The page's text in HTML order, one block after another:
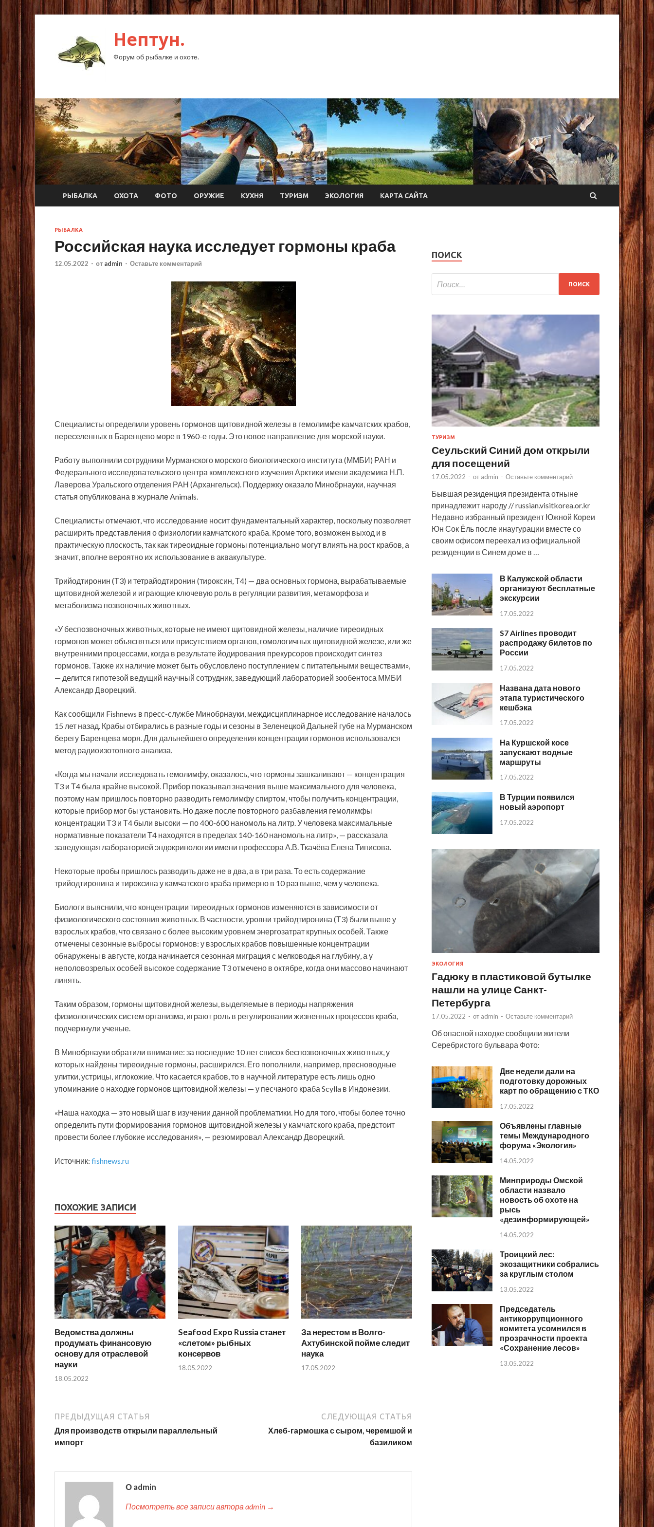
Нептун.
Форум об рыбалке и охоте.
РЫБАЛКА ОХОТА ФОТО ОРУЖИЕ КУХНЯ ТУРИЗМ ЭКОЛОГИЯ КАРТА САЙТА
РЫБАЛКА
Российская наука исследует гормоны краба
12.05.2022 - от admin - Оставьте комментарий
Специалисты определили уровень гормонов щитовидной железы в гемолимфе камчатских крабов,
переселенных в Баренцево море в 1960-е годы. Это новое направление для морской науки.
Работу выполнили сотрудники Мурманского морского биологического института (ММБИ) РАН и
Федерального исследовательского центра комплексного изучения Арктики имени академика Н.П.
Лаверова Уральского отделения РАН (Архангельск). Поддержку оказало Минобрнауки, научная
статья опубликована в журнале Animals.
Специалисты отмечают, что исследование носит фундаментальный характер, поскольку позволяет
расширить представления о физиологии камчатского краба. Кроме того, возможен выход и в
практическую плоскость, так как тиреоидные гормоны потенциально могут влиять на рост крабов, а
значит, вполне вероятно их использование в аквакультуре.
Трийодтиронин (Т3) и тетрайодтиронин (тироксин, Т4) — два основных гормона, вырабатываемые
щитовидной железой и играющие ключевую роль в регуляции развития, метаморфоза и
метаболизма позвоночных животных.
«У беспозвоночных животных, которые не имеют щитовидной железы, наличие тиреоидных
гормонов может объясняться или присутствием органов, гомологичных щитовидной железе, или же
внутренними процессами, когда в результате йодирования прекурсоров происходит синтез
гормонов. Также их наличие может быть обусловлено поступлением с питательными веществами»,
— делится гипотезой ведущий научный сотрудник, заведующий лабораторией зообентоса ММБИ
Александр Дворецкий.
Как сообщили Fishnews в пресс-службе Минобрнауки, междисциплинарное исследование началось
15 лет назад. Крабы отбирались в разные годы и сезоны в Зеленецкой Дальней губе на Мурманском
берегу Баренцева моря. Для дальнейшего определения концентрации гормонов использовался
метод радиоизотопного анализа.
«Когда мы начали исследовать гемолимфу, оказалось, что гормоны зашкаливают — концентрация
Т3 и Т4 была крайне высокой. Прибор показывал значения выше максимального для человека,
поэтому нам пришлось повторно разводить гемолимфу спиртом, чтобы получить концентрации,
которые прибор мог бы установить. Но даже после повторного разбавления гемолимфы
концентрации Т3 и Т4 были высоки — по 400-600 наномоль на литр. У человека максимальные
нормативные показатели Т4 находятся в пределах 140-160 наномоль на литр», — рассказала
заведующая лабораторией эндокринологии имени профессора А.В. Ткачёва Елена Типисова.
Некоторые пробы пришлось разводить даже не в два, а в три раза. То есть содержание
трийодтиронина и тироксина у камчатского краба примерно в 10 раз выше, чем у человека.
Биологи выяснили, что концентрации тиреоидных гормонов изменяются в зависимости от
физиологического состояния животных. В частности, уровни трийодтиронина (Т3) были выше у
взрослых крабов, что связано с более высоким уровнем энергозатрат крупных особей. Также
отмечены сезонные выбросы гормонов: у взрослых крабов повышенные концентрации
обнаружены в августе, когда начинается сезонная миграция с мелководья на глубину, а у
неполовозрелых особей высокое содержание Т3 отмечено в октябре, когда они массово начинают
линять.
Таким образом, гормоны щитовидной железы, выделяемые в периоды напряжения
физиологических систем организма, играют роль в регулировании жизненных процессов краба,
подчеркнули ученые.
В Минобрнауки обратили внимание: за последние 10 лет список беспозвоночных животных, у
которых найдены тиреоидные гормоны, расширился. Его пополнили, например, пресноводные
улитки, устрицы, иглокожие. Что касается крабов, то в научной литературе есть лишь одно
упоминание о находке гормонов щитовидной железы — у песчаного краба Scylla в Индонезии.
«Наша находка — это новый шаг в изучении данной проблематики. Но для того, чтобы более точно
определить пути формирования гормонов щитовидной железы у камчатского краба, предстоит
провести более глубокие исследования», — резюмировал Александр Дворецкий.
Источник: fishnews.ru
ПОХОЖИЕ ЗАПИСИ
Ведомства должны
продумать финансовую
основу для отраслевой
науки
18.05.2022
Seafood Expo Russia станет
«слетом» рыбных
консервов
18.05.2022
За нерестом в Волго-
Ахтубинской пойме следит
наука
17.05.2022
ПРЕДЫДУЩАЯ СТАТЬЯ
Для производств открыли параллельный
импорт
СЛЕДУЮЩАЯ СТАТЬЯ
Хлеб-гармошка с сыром, черемшой и
базиликом
О admin
Посмотреть все записи автора admin →
ПОИСК
ТУРИЗМ
Сеульский Синий дом открыли
для посещений
17.05.2022 - от admin - Оставьте комментарий
Бывшая резиденция президента отныне
принадлежит народу // russian.visitkorea.or.kr
Недавно избранный президент Южной Кореи
Юн Сок Ёль после инаугурации вместе со
своим офисом переехал из официальной
резиденции в Синем доме в …
В Калужской области
организуют бесплатные
экскурсии
17.05.2022
S7 Airlines проводит
распродажу билетов по
России
17.05.2022
Названа дата нового
этапа туристического
кешбэка
17.05.2022
На Куршской косе
запускают водные
маршруты
17.05.2022
В Турции появился
новый аэропорт
17.05.2022
ЭКОЛОГИЯ
Гадюку в пластиковой бутылке
нашли на улице Санкт-
Петербурга
17.05.2022 - от admin - Оставьте комментарий
Об опасной находке сообщили жители
Серебристого бульвара Фото:
Две недели дали на
подготовку дорожных
карт по обращению с ТКО
17.05.2022
Объявлены главные
темы Международного
форума «Экология»
14.05.2022
Минприроды Омской
области назвало
новость об охоте на
рысь
«дезинформирующей»
14.05.2022
Троицкий лес:
экозащитники собрались
за круглым столом
13.05.2022
Председатель
антикоррупционного
комитета усомнился в
прозрачности проекта
«Сохранение лесов»
13.05.2022